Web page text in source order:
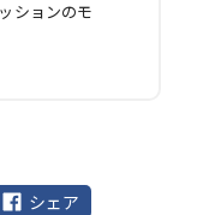
ションのモ
シェア